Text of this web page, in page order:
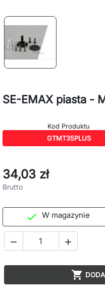
SE-EMAX piasta -
Kod Produktu
GTMT35PLUS
34,03 zł
Brutto
 W magazynie
 
